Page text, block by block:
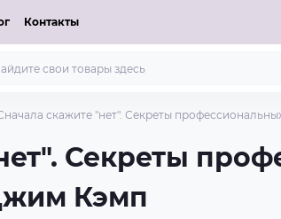
Контакты
скажите "нет". Секреты
Секреты
Кэмп